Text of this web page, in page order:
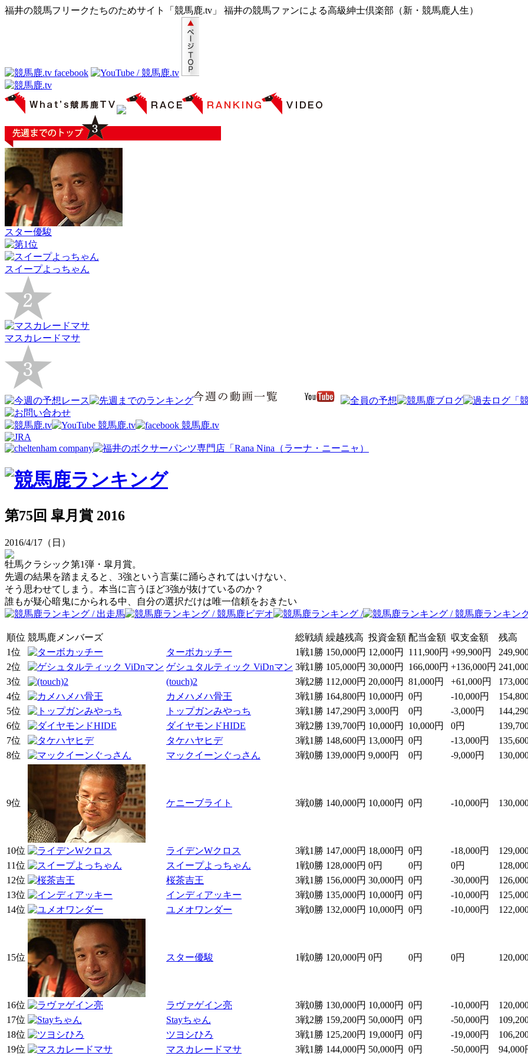
福井の競馬フリークたちのためサイト「競馬鹿.tv」 福井の競馬ファンによる高級紳士倶楽部（新・競馬鹿人生）
スター優駿
スイープよっちゃん
マスカレードマサ
第75回 皐月賞 2016
2016/4/17（日）
牡馬クラシック第1弾・皐月賞。
先週の結果を踏まえると、3強という言葉に踊らされてはいけない、
そう思わせてしまう。本当に言うほど3強が抜けているのか？
誰もが疑心暗鬼にかられる中、自分の選択だけは唯一信頼をおきたい
順位 競馬鹿メンバーズ 総戦績 繰越残高 投資金額 配当金額 収支金額
残高
1位
ターボカッチー 1戦1勝 150,000円 12,000円 111,900円 +99,900円
2位
ゲシュタルティック ViDnマン 3戦1勝 105,000円 30,000円 166,000円 +136,000円
3位
(touch)2 3戦2勝 112,000円 20,000円 81,000円 +61,000円
4位
カメハメハ骨王 3戦1勝 164,800円 10,000円 0円 -10,000円
5位
トップガンみやっち 3戦1勝 147,290円 3,000円 0円 -3,000円
6位
ダイヤモンドHIDE 3戦2勝 139,700円 10,000円 10,000円 0円
7位
タケハヤヒデ 3戦1勝 148,600円 13,000円 0円 -13,000円
8位
マックイーンぐっさん 3戦0勝 139,000円 9,000円 0円 -9,000円
9位 ケニーブライト 3戦0勝 140,000円 10,000円 0円 -10,000円
10位 ライデンWクロス 3戦1勝 147,000円 18,000円 0円 -18,000円
11位
スイープよっちゃん 1戦0勝 128,000円 0円 0円 0円
12位
桜茶吉王 3戦1勝 156,000円 30,000円 0円 -30,000円
13位
インディアッキー 3戦0勝 135,000円 10,000円 0円 -10,000円
14位
ユメオワンダー 3戦0勝 132,000円 10,000円 0円 -10,000円
15位 スター優駿 1戦0勝 120,000円 0円 0円 0円
16位 ラヴァゲイン亮 3戦0勝 130,000円 10,000円 0円 -10,000円
17位
Stayちゃん 3戦2勝 159,200円 50,000円 0円 -50,000円
18位
ツヨシひろ 3戦1勝 125,200円 19,000円 0円 -19,000円
19位
マスカレードマサ 3戦1勝 144,000円 50,000円 0円 -50,000円 94,000